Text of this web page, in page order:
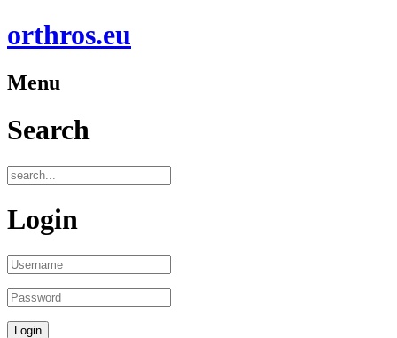
orthros.eu
Menu
Search
Login